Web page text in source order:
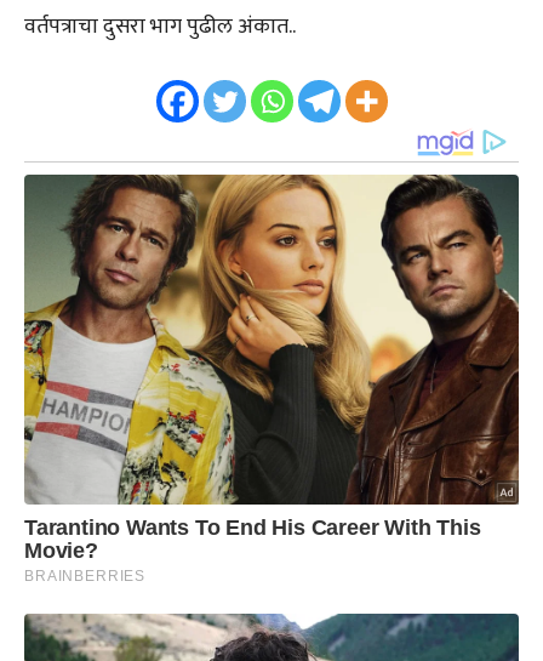
वर्तपत्राचा दुसरा भाग पुढील अंकात..